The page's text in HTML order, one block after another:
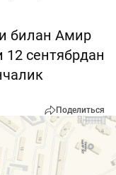
билан Амир
12 сентябрдан
Поделиться